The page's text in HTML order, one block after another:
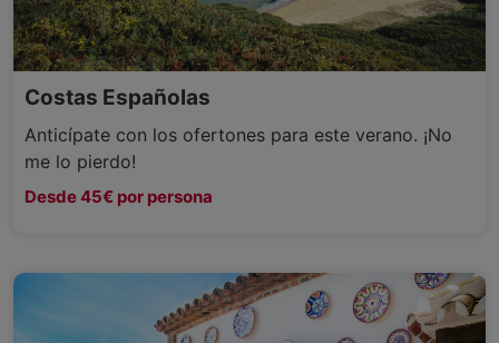
Costas Españolas
Anticípate con los ofertones para este verano. ¡No
me lo pierdo!
Desde 45€ por persona